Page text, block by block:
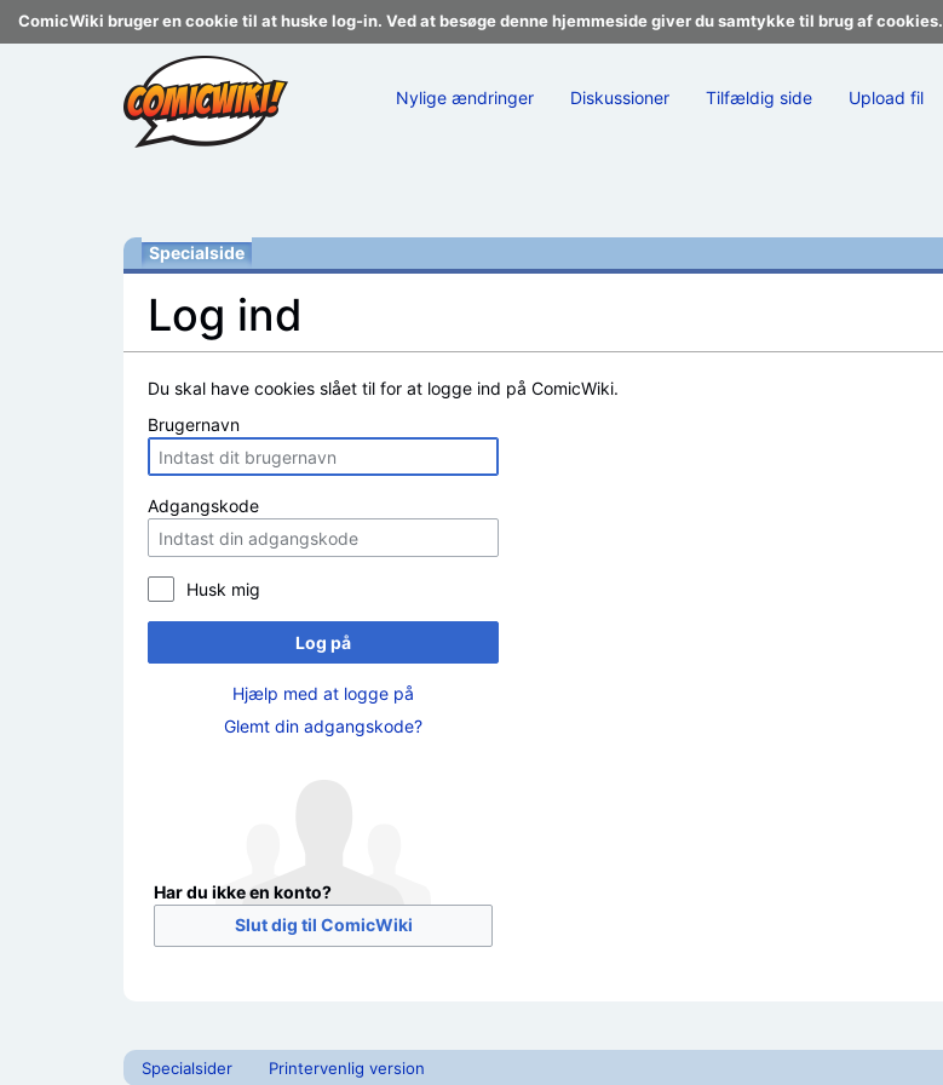
ComicWiki bruger en cookie til at huske log-in. Ved at besøge denne hjemmeside giver du samtykke til brug af cookies.
Nylige ændringer Diskussioner Tilfældig side Upload fil
Specialside
Log ind
Du skal have cookies slået til for at logge ind på ComicWiki.
Brugernavn
Adgangskode
Husk mig
Log på
Hjælp med at logge på
Glemt din adgangskode?
Har du ikke en konto?
Slut dig til ComicWiki
Specialsider Printervenlig version